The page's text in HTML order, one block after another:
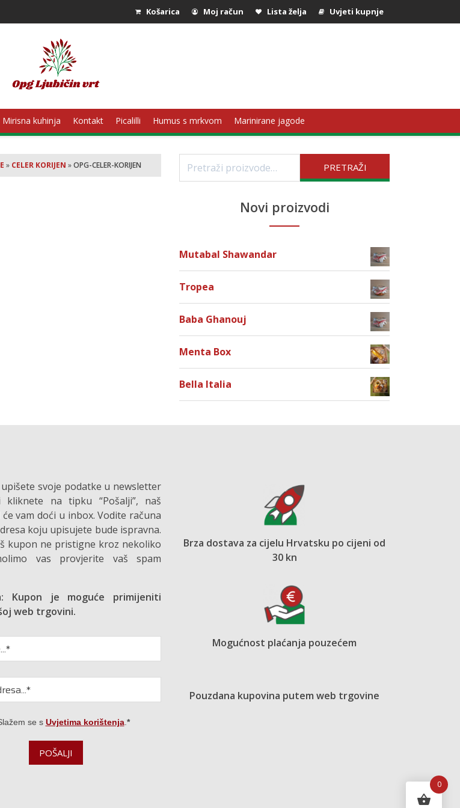
Košarica Moj račun Lista želja Uvjeti kupnje
Mirisna kuhinja Kontakt Picalilli Humus s mrkvom Marinirane jagode
» CELER KORIJEN »OPG-CELER-KORIJEN PRETRAŽI
Novi proizvodi
Mutabal Shawandar
Tropea
Baba Ghanouj
Menta Box
Bella Italia
svoje podatke u newsletter
na tipku “Pošalji”, naš
vam doći u inbox. Vodite računa
koju upisujete bude ispravna.
kupon ne pristigne kroz nekoliko
vas provjerite vaš spam
Kupon je moguće primijeniti
web trgovini.
se s Uvjetima korištenja.
POŠALJI
Brza dostava za cijelu Hrvatsku po cijeni od
30 kn
Mogućnost plaćanja pouzećem
Pouzdana kupovina putem web trgovine
0